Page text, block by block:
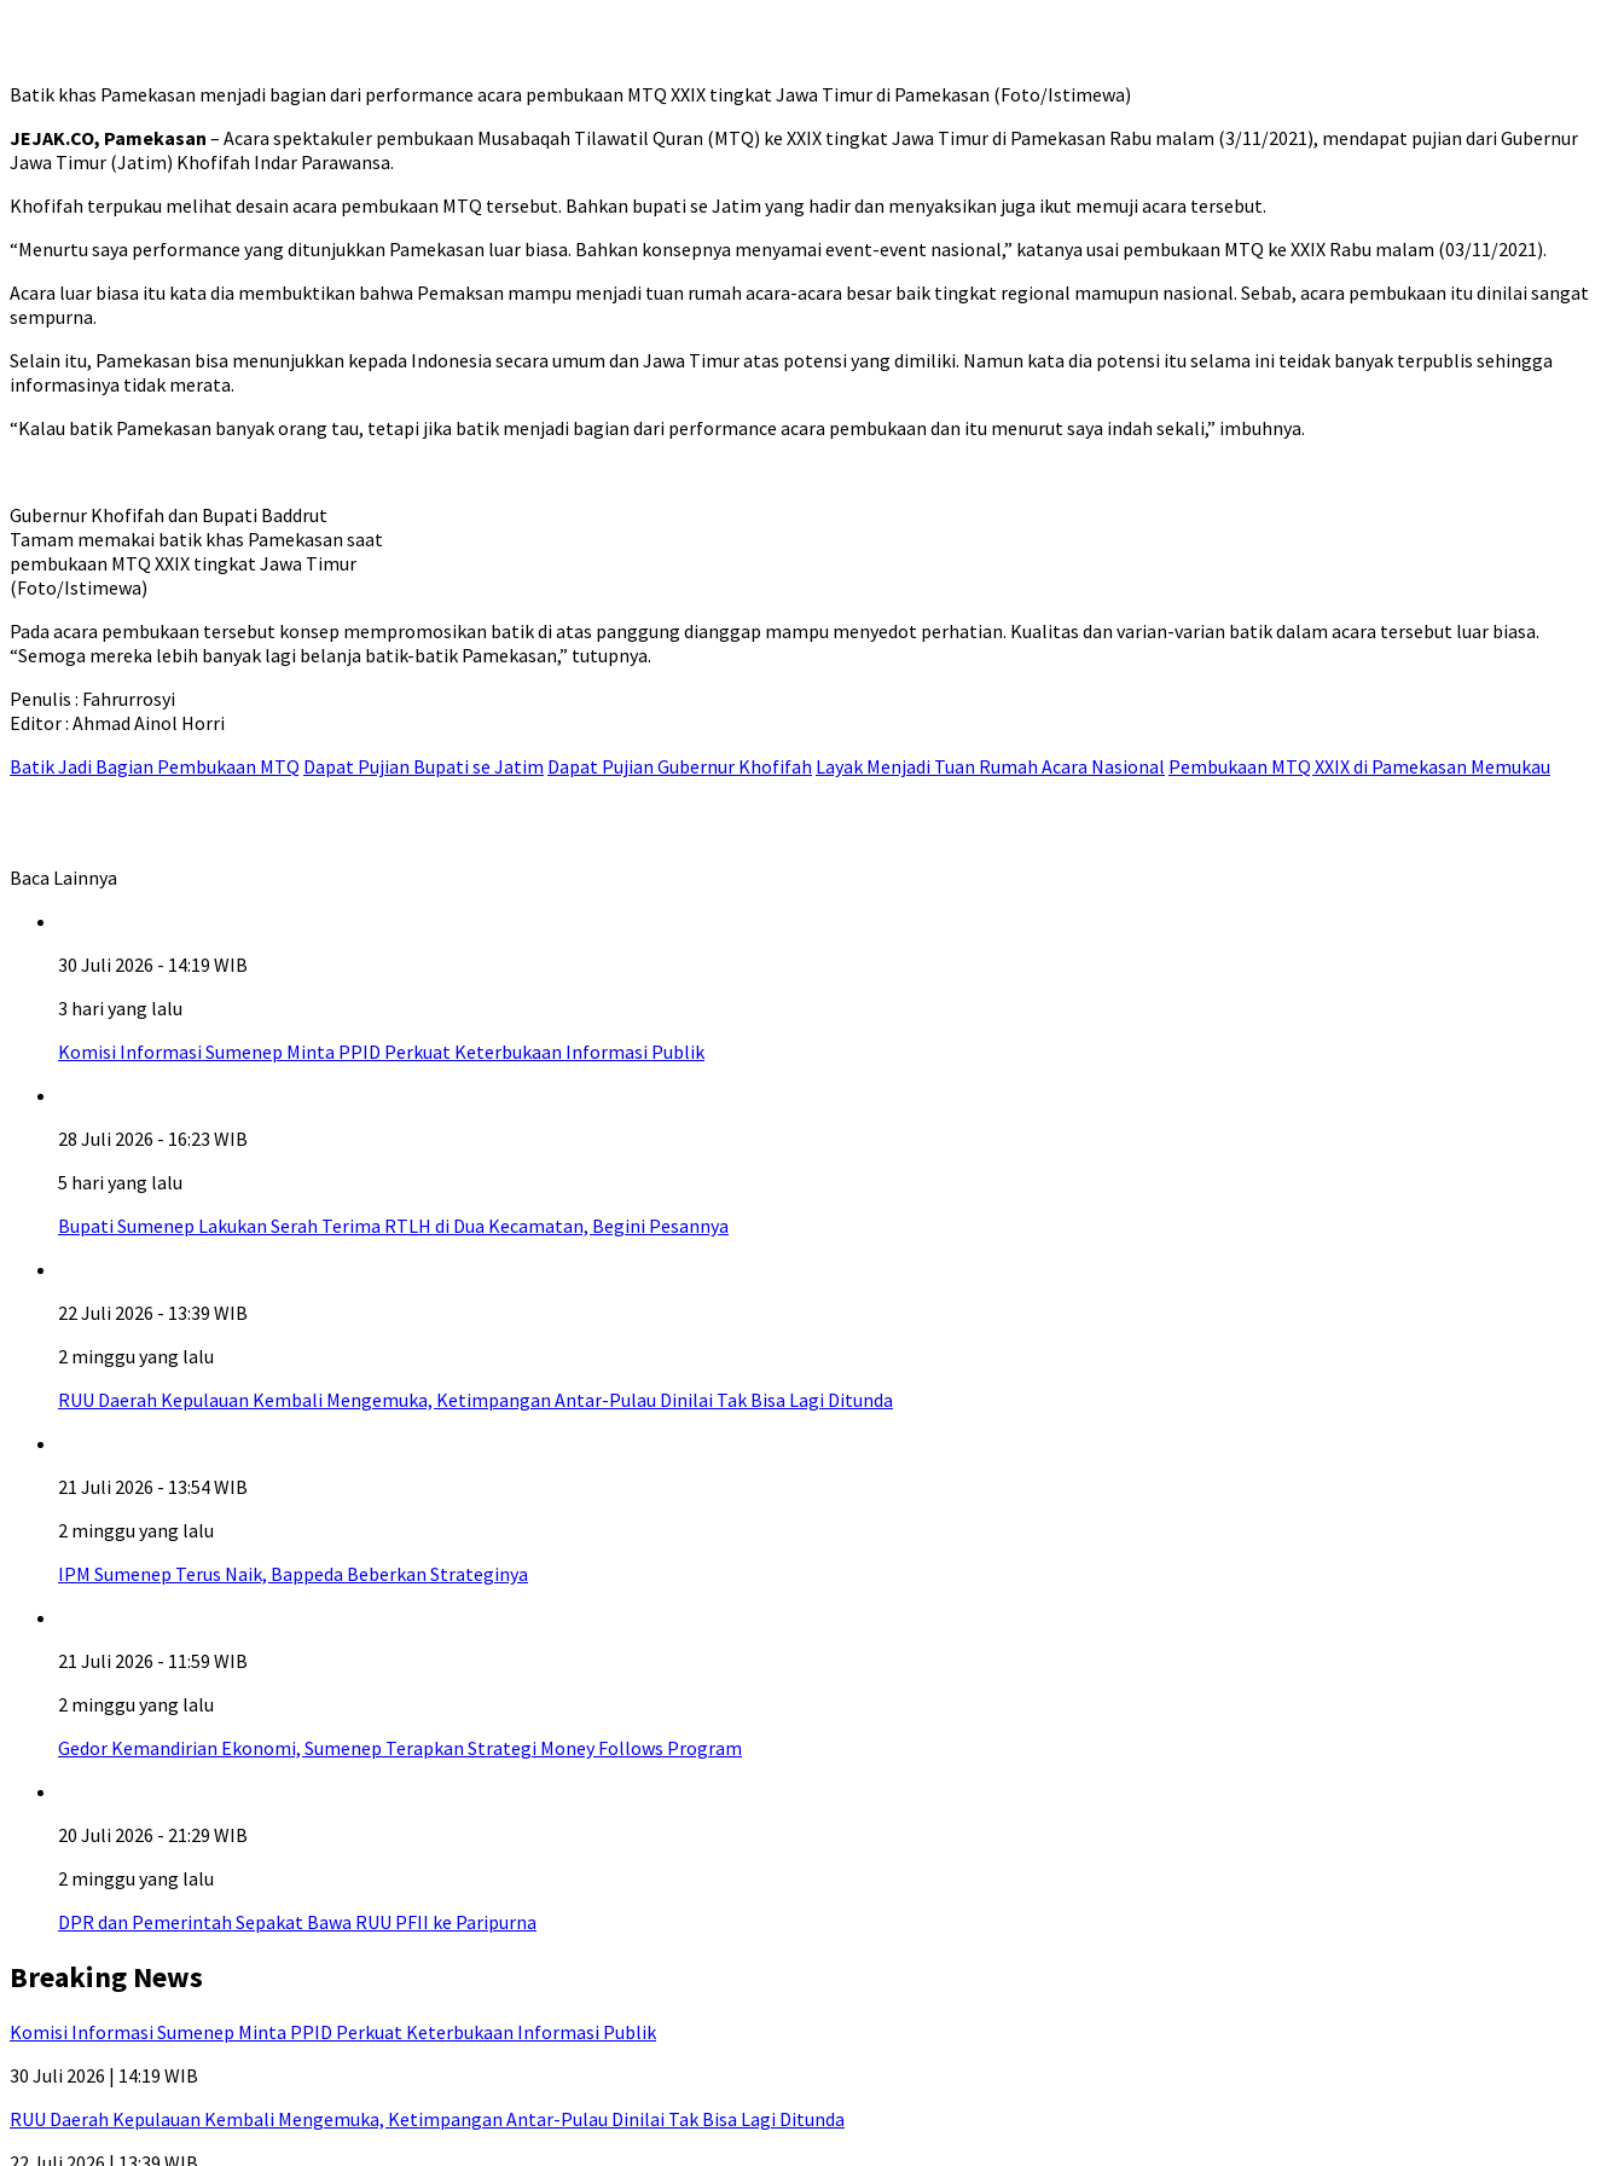
Batik khas Pamekasan menjadi bagian dari performance acara pembukaan MTQ XXIX tingkat Jawa Timur di Pamekasan (Foto/Istimewa)
JEJAK.CO, Pamekasan – Acara spektakuler pembukaan Musabaqah Tilawatil Quran (MTQ) ke XXIX tingkat Jawa Timur di Pamekasan Rabu malam (3/11/2021), mendapat pujian dari Gubernur
Jawa Timur (Jatim) Khofifah Indar Parawansa.
Khofifah terpukau melihat desain acara pembukaan MTQ tersebut. Bahkan bupati se Jatim yang hadir dan menyaksikan juga ikut memuji acara tersebut.
“Menurtu saya performance yang ditunjukkan Pamekasan luar biasa. Bahkan konsepnya menyamai event-event nasional,” katanya usai pembukaan MTQ ke XXIX Rabu malam (03/11/2021).
Acara luar biasa itu kata dia membuktikan bahwa Pemaksan mampu menjadi tuan rumah acara-acara besar baik tingkat regional mamupun nasional. Sebab, acara pembukaan itu dinilai sangat
sempurna.
Selain itu, Pamekasan bisa menunjukkan kepada Indonesia secara umum dan Jawa Timur atas potensi yang dimiliki. Namun kata dia potensi itu selama ini teidak banyak terpublis sehingga
informasinya tidak merata.
“Kalau batik Pamekasan banyak orang tau, tetapi jika batik menjadi bagian dari performance acara pembukaan dan itu menurut saya indah sekali,” imbuhnya.
Gubernur Khofifah dan Bupati Baddrut
Tamam memakai batik khas Pamekasan saat
pembukaan MTQ XXIX tingkat Jawa Timur
(Foto/Istimewa)
Pada acara pembukaan tersebut konsep mempromosikan batik di atas panggung dianggap mampu menyedot perhatian. Kualitas dan varian-varian batik dalam acara tersebut luar biasa.
“Semoga mereka lebih banyak lagi belanja batik-batik Pamekasan,” tutupnya.
Penulis : Fahrurrosyi
Editor : Ahmad Ainol Horri
Batik Jadi Bagian Pembukaan MTQ Dapat Pujian Bupati se Jatim Dapat Pujian Gubernur Khofifah Layak Menjadi Tuan Rumah Acara Nasional Pembukaan MTQ XXIX di Pamekasan Memukau
Baca Lainnya
30 Juli 2026 - 14:19 WIB
3 hari yang lalu
Komisi Informasi Sumenep Minta PPID Perkuat Keterbukaan Informasi Publik
28 Juli 2026 - 16:23 WIB
5 hari yang lalu
Bupati Sumenep Lakukan Serah Terima RTLH di Dua Kecamatan, Begini Pesannya
22 Juli 2026 - 13:39 WIB
2 minggu yang lalu
RUU Daerah Kepulauan Kembali Mengemuka, Ketimpangan Antar-Pulau Dinilai Tak Bisa Lagi Ditunda
21 Juli 2026 - 13:54 WIB
2 minggu yang lalu
IPM Sumenep Terus Naik, Bappeda Beberkan Strateginya
21 Juli 2026 - 11:59 WIB
2 minggu yang lalu
Gedor Kemandirian Ekonomi, Sumenep Terapkan Strategi Money Follows Program
20 Juli 2026 - 21:29 WIB
2 minggu yang lalu
DPR dan Pemerintah Sepakat Bawa RUU PFII ke Paripurna
Breaking News
Komisi Informasi Sumenep Minta PPID Perkuat Keterbukaan Informasi Publik
30 Juli 2026 | 14:19 WIB
RUU Daerah Kepulauan Kembali Mengemuka, Ketimpangan Antar-Pulau Dinilai Tak Bisa Lagi Ditunda